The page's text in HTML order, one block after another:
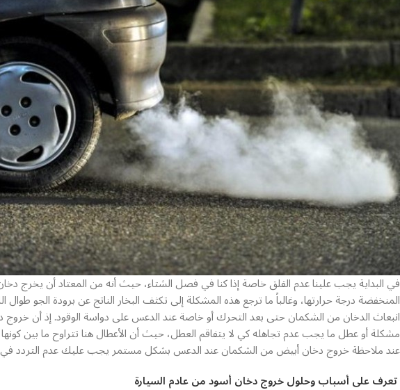
سيارات
شانجان
سيارات
لينكولن
سيارات
هونداي
سيارات
فورد
سيارات
سيارات
نيسان
سيارات
اومودا
سيارات
شيري
سيارات
ماكسوس
سيارات
فاو
سيارات
في البداية يجب علينا عدم القلق خاصة إذا كنا في فصل الشتاء، حيث أنه من المعتاد أن يخرج
المنخفضة درجة حرارتها، وغالباً ما ترجع هذه المشكلة إلى تكثف البخار الناتج عن برودة الجو
انبعاث الدخان من الشكمان حتى بعد التحرك أو خاصة عند الدعس على دواسة الوقود. إذ أن
مشكلة أو عطل ما يجب عدم تجاهله كي لا يتفاقم العطل، حيث أن الأعطال هنا تتراوح ما بين
عند ملاحظة خروج دخان أبيض من الشكمان عند الدعس بشكل مستمر يجب عليك عدم التردد
تعرف على أسباب وحلول خروج دخان أسود من عادم السيارة